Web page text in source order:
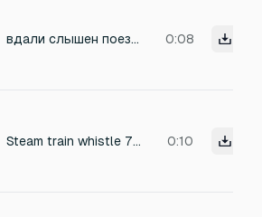
вдали слышен поезд, звук гудка поезда увеличивается, поезд проезжает мимо 0:08
Steam train whistle 7 chine with deep bass and reverb falling off tones 0:10